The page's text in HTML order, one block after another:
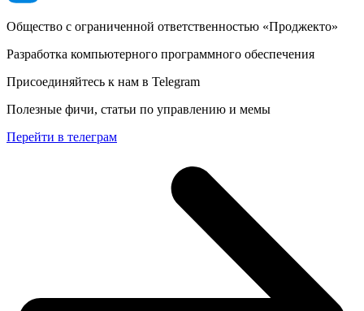
Общество с ограниченной ответственностью «Проджекто»
Разработка компьютерного программного обеспечения
Присоединяйтесь к нам в Telegram
Полезные фичи, статьи по управлению и мемы
Перейти в телеграм